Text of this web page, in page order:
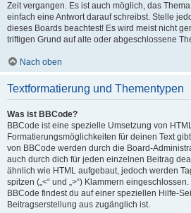
Zeit vergangen. Es ist auch möglich, das
einfach eine Antwort darauf schreibst. Stelle
dieses Boards beachtest! Es wird meist nicht
triftigen Grund auf alte oder abgeschlossene
Nach oben
Textformatierung und Thementypen
Was ist BBCode?
BBCode ist eine spezielle Umsetzung von
Formatierungsmöglichkeiten für deinen Text
von BBCode werden durch die Board-
auch durch dich für jeden einzelnen Beitrag
ähnlich wie HTML aufgebaut, jedoch werden
spitzen („<“ und „>“) Klammern
BBCode findest du auf einer speziellen Hilfe-
Beitragserstellung aus zugänglich ist.